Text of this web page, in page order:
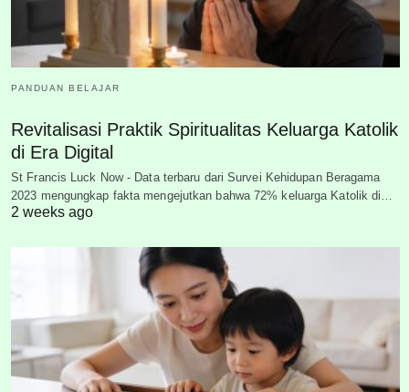
PANDUAN BELAJAR
Revitalisasi Praktik Spiritualitas Keluarga Katolik
di Era Digital
St Francis Luck Now - Data terbaru dari Survei Kehidupan Beragama
2023 mengungkap fakta mengejutkan bahwa 72% keluarga Katolik di…
2 weeks ago